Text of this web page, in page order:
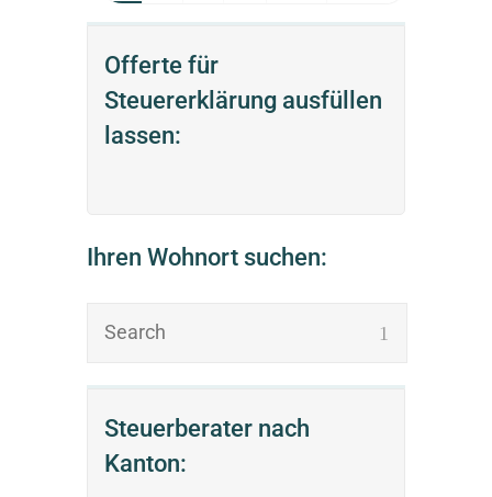
Offerte für
Steuererklärung ausfüllen
lassen:
Ihren Wohnort suchen:
Steuerberater nach
Kanton: